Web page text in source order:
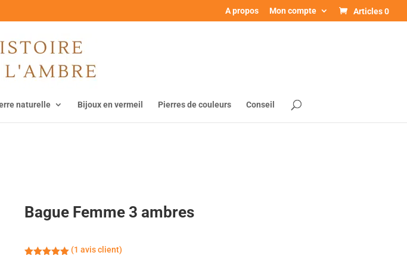
A propos Mon compte Articles 0
naturelle Bijoux en vermeil Pierres de couleurs Conseil
Bague Femme 3 ambres
(1 avis client)